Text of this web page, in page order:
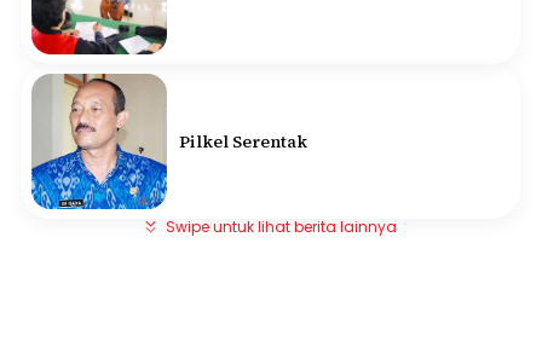
Pilkel Serentak
Swipe untuk lihat berita lainnya